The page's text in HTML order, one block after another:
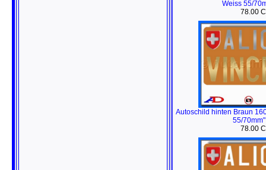
Weiss 55/
78.00
Autoschild hinten Braun
55/
78.00